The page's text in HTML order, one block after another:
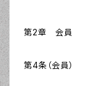
第2章 会員
第4条（会員）